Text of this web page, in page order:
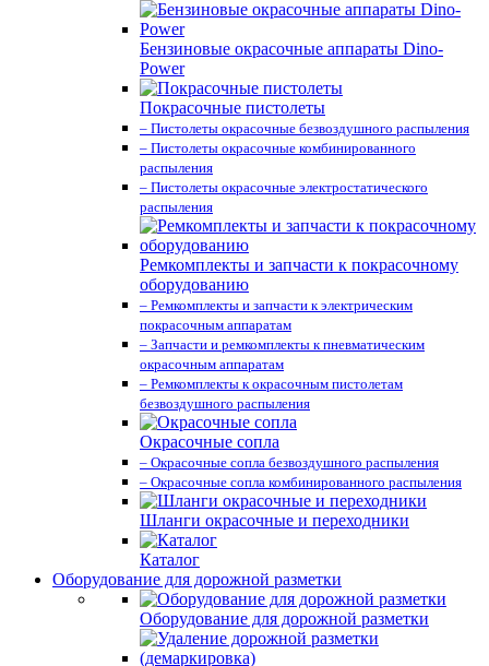
Бензиновые окрасочные аппараты Dino-
Power
Покрасочные пистолеты
– Пистолеты окрасочные безвоздушного распыления
– Пистолеты окрасочные комбинированного
распыления
– Пистолеты окрасочные электростатического
распыления
Ремкомплекты и запчасти к покрасочному
оборудованию
– Ремкомплекты и запчасти к электрическим
покрасочным аппаратам
– Запчасти и ремкомплекты к пневматическим
окрасочным аппаратам
– Ремкомплекты к окрасочным пистолетам
безвоздушного распыления
Окрасочные сопла
– Окрасочные сопла безвоздушного распыления
– Окрасочные сопла комбинированного распыления
Шланги окрасочные и переходники
Каталог
Оборудование для дорожной разметки
Оборудование для дорожной разметки